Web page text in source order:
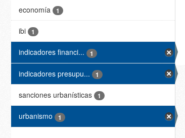
economía 1
ibi 1
indicadores financi... 1
indicadores presupu... 1
sanciones urbanísticas 1
urbanismo 1